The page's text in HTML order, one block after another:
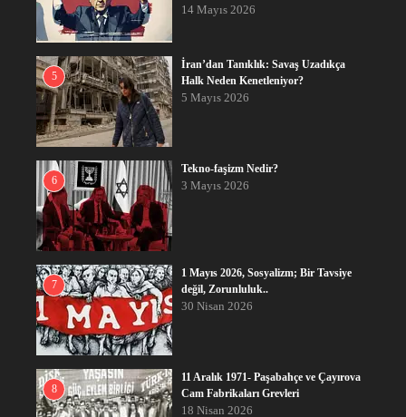
14 Mayıs 2026
5
İran’dan Tanıklık: Savaş Uzadıkça
Halk Neden Kenetleniyor?
5 Mayıs 2026
6
Tekno-faşizm Nedir?
3 Mayıs 2026
7
1 Mayıs 2026, Sosyalizm; Bir Tavsiye
değil, Zorunluluk..
30 Nisan 2026
8
11 Aralık 1971- Paşabahçe ve Çayırova
Cam Fabrikaları Grevleri
18 Nisan 2026